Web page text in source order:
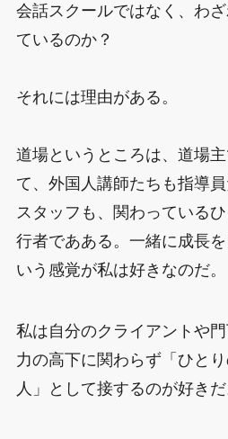
会話スクールではなく、わ
ているのか？
それには理由がある。
道場というところは、道場
て、外国人講師たちも指導
スタッフも、関わっている
行者であある。一緒に成長
いう感覚が私は好きなのだ。
私は自分のクライアントや
力の高下に関わらず「ひと
人」として接するのが好きだ